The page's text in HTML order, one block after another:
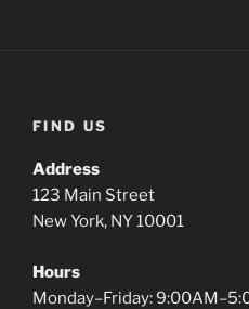
FIND US
Address
123 Main Street
New York, NY 10001
Hours
Monday–Friday: